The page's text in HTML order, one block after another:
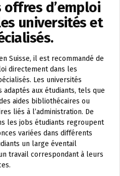
offres d’emploi
universités et
Suisse, il est recommandé de
directement dans les
Les universités
aux étudiants, tels que
aides bibliothécaires ou
liés à l’administration. De
les jobs étudiants regroupent
variées dans différents
un large éventail
travail correspondant à leurs